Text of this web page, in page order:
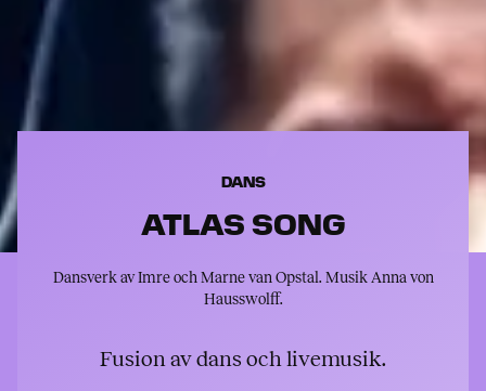
DANS
ATLAS SONG
Dansverk av Imre och Marne van Opstal. Musik Anna von
Hausswolff.
Fusion av dans och livemusik.